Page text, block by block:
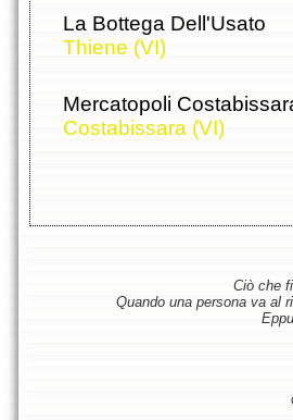
La Bottega Dell'Usato
Thiene (VI)
Mercatopoli
Costabissara (VI)
Ciò che
Quando una persona va al